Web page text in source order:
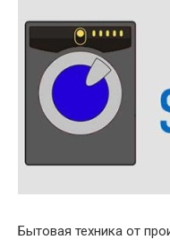
Бытовая техника от